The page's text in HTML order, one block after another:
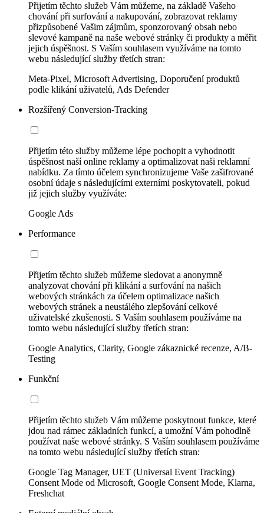
Přijetím těchto služeb Vám můžeme, na základě Vašeho
chování při surfování a nakupování, zobrazovat reklamy
přizpůsobené Vašim zájmům, sponzorovaný obsah nebo
slevové kampaně na naše webové stránky či produkty a měřit
jejich úspěšnost. S Vaším souhlasem využíváme na tomto
webu následující služby třetích stran:
Meta-Pixel, Microsoft Advertising, Doporučení produktů
podle klikání uživatelů, Ads Defender
Rozšířený Conversion-Tracking
Přijetím této služby můžeme lépe pochopit a vyhodnotit
úspěšnost naší online reklamy a optimalizovat naši reklamní
nabídku. Za tímto účelem synchronizujeme Vaše zašifrované
osobní údaje s následujícími externími poskytovateli, pokud
již jejich služby využíváte:
Google Ads
Performance
Přijetím těchto služeb můžeme sledovat a anonymně
analyzovat chování při klikání a surfování na našich
webových stránkách za účelem optimalizace našich
webových stránek a neustálého zlepšování celkové
uživatelské zkušenosti. S Vaším souhlasem používáme na
tomto webu následující služby třetích stran:
Google Analytics, Clarity, Google zákaznické recenze, A/B-
Testing
Funkční
Přijetím těchto služeb Vám můžeme poskytnout funkce, které
jdou nad rámec základních funkcí, a umožní Vám pohodlně
používat naše webové stránky. S Vaším souhlasem používáme
na tomto webu následující služby třetích stran:
Google Tag Manager, UET (Universal Event Tracking)
Consent Mode od Microsoft, Google Consent Mode, Klarna,
Freshchat